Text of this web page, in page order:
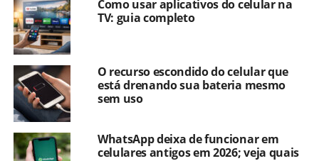
Como usar aplicativos do celular na
TV: guia completo
O recurso escondido do celular que
está drenando sua bateria mesmo
sem uso
WhatsApp deixa de funcionar em
celulares antigos em 2026; veja quais